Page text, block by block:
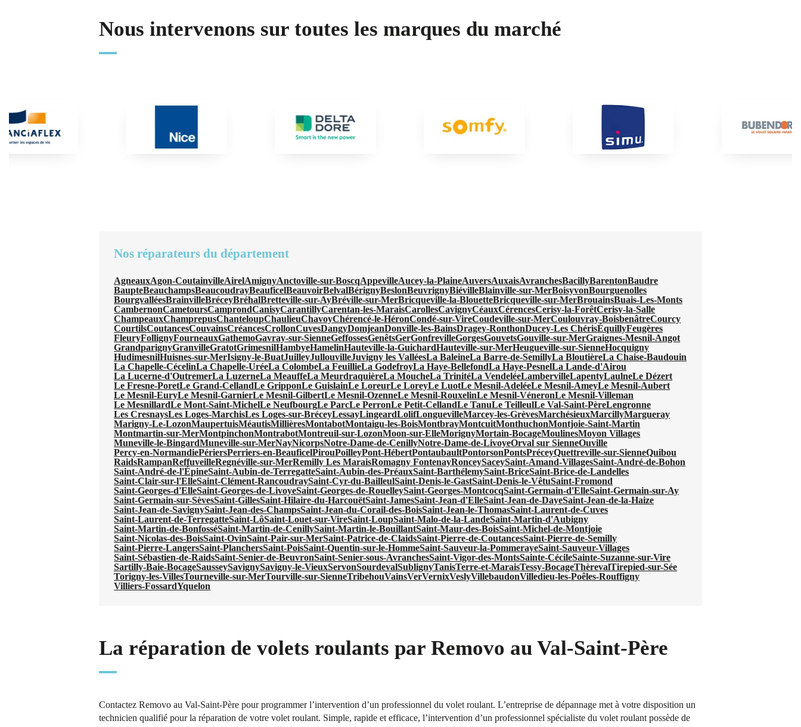
Nous intervenons sur toutes les marques du marché
Nos réparateurs du département
AgneauxAgon-CoutainvilleAirelAmignyAnctoville-sur-BoscqAppevilleAucey-la-PlaineAuversAuxaisAvranchesBacillyBarentonBaudre
BaupteBeauchampsBeaucoudrayBeauficelBeauvoirBelvalBérignyBeslonBeuvrignyBiévilleBlainville-sur-MerBoisyvonBourguenolles
BourgvalléesBrainvilleBréceyBréhalBretteville-sur-AyBréville-sur-MerBricqueville-la-BlouetteBricqueville-sur-MerBrouainsBuais-Les-Monts
CambernonCametoursCamprondCanisyCarantillyCarentan-les-MaraisCarollesCavignyCéauxCérencesCerisy-la-ForêtCerisy-la-Salle
ChampeauxChamprepusChanteloupChaulieuChavoyChérencé-le-HéronCondé-sur-VireCoudeville-sur-MerCoulouvray-BoisbenâtreCourcy
CourtilsCoutancesCouvainsCréancesCrollonCuvesDangyDomjeanDonville-les-BainsDragey-RonthonDucey-Les ChérisÉquillyFeugères
FleuryFollignyFourneauxGathemoGavray-sur-SienneGeffossesGenêtsGerGonfrevilleGorgesGouvetsGouville-sur-MerGraignes-Mesnil-Angot
GrandparignyGranvilleGratotGrimesnilHambyeHamelinHauteville-la-GuichardHauteville-sur-MerHeugueville-sur-SienneHocquigny
HudimesnilHuisnes-sur-MerIsigny-le-BuatJuilleyJullouvilleJuvigny les ValléesLa BaleineLa Barre-de-SemillyLa BloutièreLa Chaise-Baudouin
La Chapelle-CécelinLa Chapelle-UréeLa ColombeLa FeuillieLa GodefroyLa Haye-BellefondLa Haye-PesnelLa Lande-d'Airou
La Lucerne-d'OutremerLa LuzerneLa MeauffeLa MeurdraquièreLa MoucheLa TrinitéLa VendeléeLambervilleLapentyLaulneLe Dézert
Le Fresne-PoretLe Grand-CellandLe GripponLe GuislainLe LoreurLe LoreyLe LuotLe Mesnil-AdeléeLe Mesnil-AmeyLe Mesnil-Aubert
Le Mesnil-EuryLe Mesnil-GarnierLe Mesnil-GilbertLe Mesnil-OzenneLe Mesnil-RouxelinLe Mesnil-VéneronLe Mesnil-Villeman
Le MesnillardLe Mont-Saint-MichelLe NeufbourgLe ParcLe PerronLe Petit-CellandLe TanuLe TeilleulLe Val-Saint-PèreLengronne
Les CresnaysLes Loges-MarchisLes Loges-sur-BréceyLessayLingeardLolifLonguevilleMarcey-les-GrèvesMarchésieuxMarcillyMargueray
Marigny-Le-LozonMaupertuisMéautisMillièresMontabotMontaigu-les-BoisMontbrayMontcuitMonthuchonMontjoie-Saint-Martin
Montmartin-sur-MerMontpinchonMontrabotMontreuil-sur-LozonMoon-sur-ElleMorignyMortain-BocageMoulinesMoyon Villages
Muneville-le-BingardMuneville-sur-MerNayNicorpsNotre-Dame-de-CenillyNotre-Dame-de-LivoyeOrval sur SienneOuville
Percy-en-NormandiePériersPerriers-en-BeauficelPirouPoilleyPont-HébertPontaubaultPontorsonPontsPréceyQuettreville-sur-SienneQuibou
RaidsRampanReffuveilleRegnéville-sur-MerRemilly Les MaraisRomagny FontenayRonceySaceySaint-Amand-VillagesSaint-André-de-Bohon
Saint-André-de-l'ÉpineSaint-Aubin-de-TerregatteSaint-Aubin-des-PréauxSaint-BarthélemySaint-BriceSaint-Brice-de-Landelles
Saint-Clair-sur-l'ElleSaint-Clément-RancoudraySaint-Cyr-du-BailleulSaint-Denis-le-GastSaint-Denis-le-VêtuSaint-Fromond
Saint-Georges-d'ElleSaint-Georges-de-LivoyeSaint-Georges-de-RouelleySaint-Georges-MontcocqSaint-Germain-d'ElleSaint-Germain-sur-Ay
Saint-Germain-sur-SèvesSaint-GillesSaint-Hilaire-du-HarcouëtSaint-JamesSaint-Jean-d'ElleSaint-Jean-de-DayeSaint-Jean-de-la-Haize
Saint-Jean-de-SavignySaint-Jean-des-ChampsSaint-Jean-du-Corail-des-BoisSaint-Jean-le-ThomasSaint-Laurent-de-Cuves
Saint-Laurent-de-TerregatteSaint-LôSaint-Louet-sur-VireSaint-LoupSaint-Malo-de-la-LandeSaint-Martin-d'Aubigny
Saint-Martin-de-BonfosséSaint-Martin-de-CenillySaint-Martin-le-BouillantSaint-Maur-des-BoisSaint-Michel-de-Montjoie
Saint-Nicolas-des-BoisSaint-OvinSaint-Pair-sur-MerSaint-Patrice-de-ClaidsSaint-Pierre-de-CoutancesSaint-Pierre-de-Semilly
Saint-Pierre-LangersSaint-PlanchersSaint-PoisSaint-Quentin-sur-le-HommeSaint-Sauveur-la-PommerayeSaint-Sauveur-Villages
Saint-Sébastien-de-RaidsSaint-Senier-de-BeuvronSaint-Senier-sous-AvranchesSaint-Vigor-des-MontsSainte-CécileSainte-Suzanne-sur-Vire
Sartilly-Baie-BocageSausseySavignySavigny-le-VieuxServonSourdevalSublignyTanisTerre-et-MaraisTessy-BocageThèrevalTirepied-sur-Sée
Torigny-les-VillesTourneville-sur-MerTourville-sur-SienneTribehouVainsVerVernixVeslyVillebaudonVilledieu-les-Poêles-Rouffigny
Villiers-FossardYquelon
La réparation de volets roulants par Removo au Val-Saint-Père
Contactez Removo au Val-Saint-Père pour programmer l’intervention d’un professionnel du volet roulant. L’entreprise de dépannage met à votre disposition un
technicien qualifié pour la réparation de votre volet roulant. Simple, rapide et efficace, l’intervention d’un professionnel spécialiste du volet roulant possède de